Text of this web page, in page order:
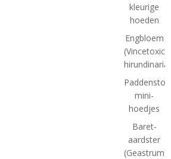
kleurige
hoeden
Engbloem
hirundinaria)
mini-
hoedjes
Baret-
aardster
(Geastrum